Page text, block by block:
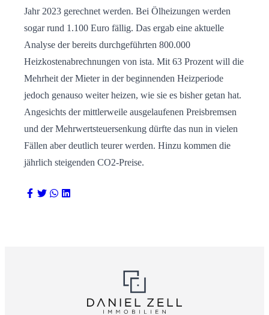
Jahr 2023 gerechnet werden. Bei Ölheizungen werden
sogar rund 1.100 Euro fällig. Das ergab eine aktuelle
Analyse der bereits durchgeführten 800.000
Heizkostenabrechnungen von ista. Mit 63 Prozent will die
Mehrheit der Mieter in der beginnenden Heizperiode
jedoch genauso weiter heizen, wie sie es bisher getan hat.
Angesichts der mittlerweile ausgelaufenen Preisbremsen
und der Mehrwertsteuersenkung dürfte das nun in vielen
Fällen aber deutlich teurer werden. Hinzu kommen die
jährlich steigenden CO2-Preise.